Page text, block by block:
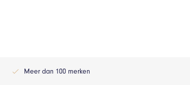
Meer dan 100 merken